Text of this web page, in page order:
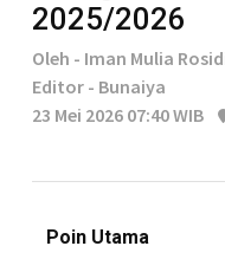
2025/2026
Oleh - Iman Mulia
Editor - Bunaiya
23 Mei 2026 07:40 WIB
Poin Utama